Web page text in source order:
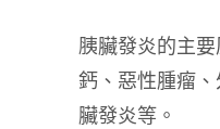
胰臟發炎的主
鈣、惡性腫瘤
臟發炎等。